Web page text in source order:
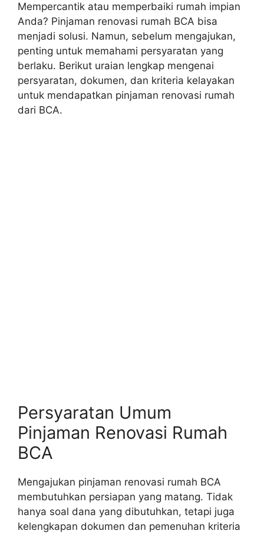
Mempercantik atau memperbaiki rumah impian
Anda? Pinjaman renovasi rumah BCA bisa
menjadi solusi. Namun, sebelum mengajukan,
penting untuk memahami persyaratan yang
berlaku. Berikut uraian lengkap mengenai
persyaratan, dokumen, dan kriteria kelayakan
untuk mendapatkan pinjaman renovasi rumah
dari BCA.
Persyaratan Umum
Pinjaman Renovasi Rumah
BCA
Mengajukan pinjaman renovasi rumah BCA
membutuhkan persiapan yang matang. Tidak
hanya soal dana yang dibutuhkan, tetapi juga
kelengkapan dokumen dan pemenuhan kriteria